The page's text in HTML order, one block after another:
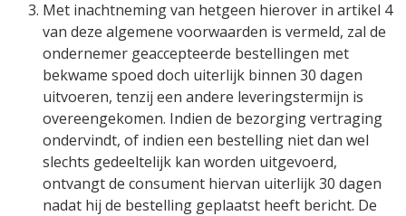
Met inachtneming van hetgeen hierover in artikel 4
van deze algemene voorwaarden is vermeld, zal de
ondernemer geaccepteerde bestellingen met
bekwame spoed doch uiterlijk binnen 30 dagen
uitvoeren, tenzij een andere leveringstermijn is
overeengekomen. Indien de bezorging vertraging
ondervindt, of indien een bestelling niet dan wel
slechts gedeeltelijk kan worden uitgevoerd,
ontvangt de consument hiervan uiterlijk 30 dagen
nadat hij de bestelling geplaatst heeft bericht. De